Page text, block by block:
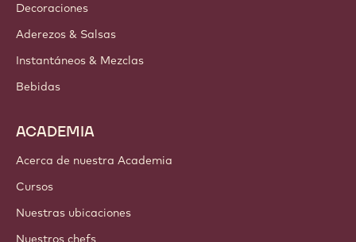
Decoraciones
Aderezos & Salsas
Instantáneos & Mezclas
Bebidas
ACADEMIA
Acerca de nuestra Academia
Cursos
Nuestras ubicaciones
Nuestros chefs